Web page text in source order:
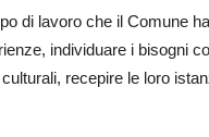
di lavoro che il Comune
individuare i bisogni
recepire le loro